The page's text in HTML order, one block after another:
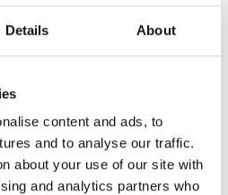
Details About
content and ads, to
and to analyse our traffic.
about your use of our site with
and analytics partners who